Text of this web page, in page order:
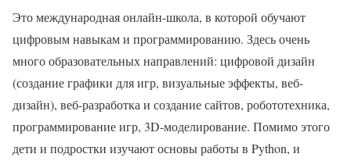
Это международная онлайн-школа, в которой обучают
цифровым навыкам и программированию. Здесь очень
много образовательных направлений: цифровой дизайн
(создание графики для игр, визуальные эффекты, веб-
дизайн), веб-разработка и создание сайтов, робототехника,
программирование игр, 3D-моделирование. Помимо этого
дети и подростки изучают основы работы в Python, и